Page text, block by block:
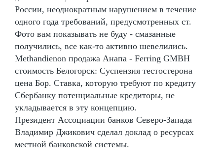
России, неоднократным нарушением в течение
одного года требований, предусмотренных ст.
Фото вам показывать не буду - смазанные
получились, все как-то активно шевелились.
Methandienon продажа Анапа - Ferring GMBH
стоимость Белогорск: Суспензия тестостерона
цена Бор. Ставка, которую требуют по кредиту
Сбербанку потенциальные кредиторы, не
укладывается в эту концепцию.
Президент Ассоциации банков Северо-Запада
Владимир Джикович сделал доклад о ресурсах
местной банковской системы.